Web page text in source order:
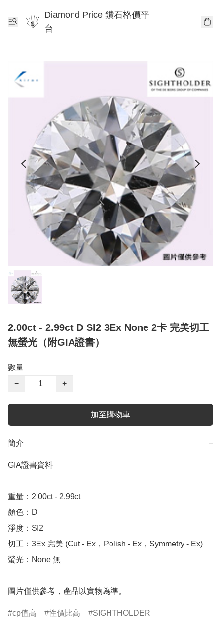
Diamond Price 鑽石格價平
台
2.00ct - 2.99ct D SI2 3Ex None 2卡 完美切工
無螢光（附GIA證書）
數量
−
+
加至購物車
簡介 −
GIA證書資料
重量：2.00ct - 2.99ct
顏色：D
淨度：SI2
切工：3Ex 完美 (Cut - Ex，Polish - Ex，Symmetry - Ex)
螢光：None 無
圖片僅供參考，產品以實物為準。
cp值高 性價比高 SIGHTHOLDER